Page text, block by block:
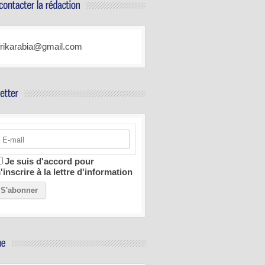
Je suis d'accord pour
à la lettre d'information